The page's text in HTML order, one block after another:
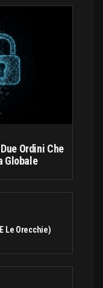
Ordini Che
Globale
Le Orecchie)